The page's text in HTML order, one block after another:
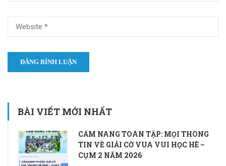
BÀI VIẾT MỚI NHẤT
CẨM NANG TOÀN TẬP: MỌI THÔNG
TIN VỀ GIẢI CỜ VUA VUI HỌC HÈ –
CỤM 2 NĂM 2026